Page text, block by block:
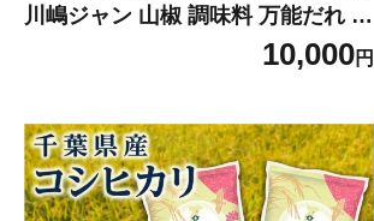
川嶋ジャン 山椒 調味料 万能だれ 辛
味タレ 旨辛 万能ソース そーす 中華
韓国料理 唐揚げ 餃子 冷奴 お刺身
かけご飯 ご飯のお供 ピリ辛 花椒 つ
けだれ アレンジ調味料 手作り グル
メ 九十九里 フカヒレハウス MIYAB
10,000円